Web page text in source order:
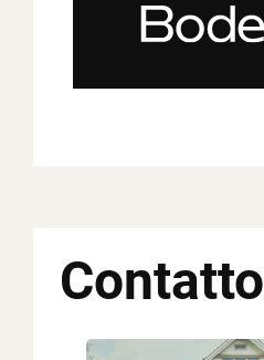
Contatto